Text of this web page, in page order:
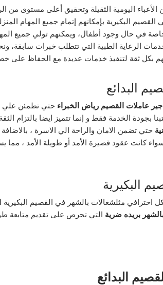
اليومية الثقيلة وتحقيق أعلى مستوى من
البكيرية بإمكانهم إتمام جميع المهام
في حال وجود أطفال، ويمكنهم تولي جميع
الرعاية الطبية التي تتطلب خبرات سابقة،
بكل ثقة لتنفيذ خدمات عديدة مع الحفاظ على
البدائع
عاملات القصيم رياض الخبراء حتي تطمئن علي
بجودة الخدمة فقط و إنما تتميز ايضا بالتزام
حتي تضمن الامان والراحة الي الاسرة ،
كانت عقود قصيرة الأمد أو طويلة الأمد ،
البكيرية
احترافي مثلشغالات بالشهر في القصيم البكيرية
بريده ضرية التي تحرص على تقديم متابعة
البدائع